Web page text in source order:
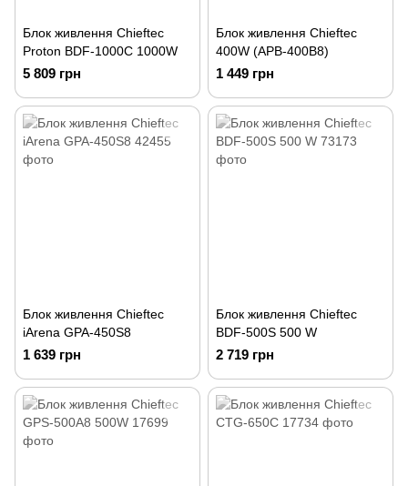
Блок живлення Chieftec
Proton BDF-1000C 1000W
5 809 грн
Блок живлення Chieftec
400W (APB-400B8)
1 449 грн
Блок живлення Chieftec
iArena GPA-450S8
1 639 грн
Блок живлення Chieftec
BDF-500S 500 W
2 719 грн